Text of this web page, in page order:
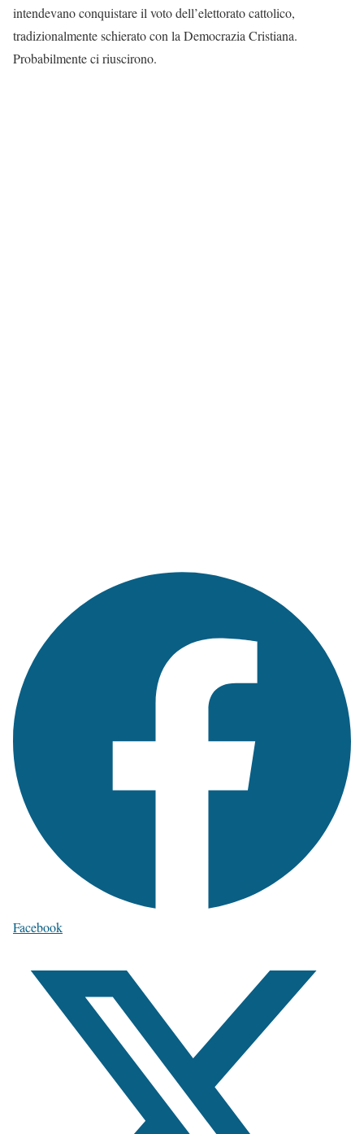
intendevano conquistare il voto dell’elettorato cattolico,
tradizionalmente schierato con la Democrazia Cristiana.
Probabilmente ci riuscirono.
Facebook